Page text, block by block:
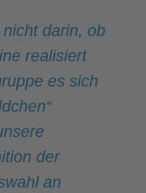
darin, ob
realisiert
es sich
der
an